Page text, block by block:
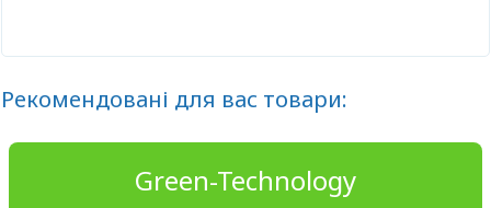
Рекомендовані для вас товари:
Green-Technology